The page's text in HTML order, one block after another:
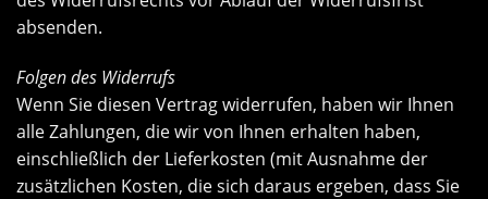
absenden.
Folgen des Widerrufs
Wenn Sie diesen Vertrag widerrufen, haben wir Ihnen
alle Zahlungen, die wir von Ihnen erhalten haben,
einschließlich der Lieferkosten (mit Ausnahme der
zusätzlichen Kosten, die sich daraus ergeben, dass Sie